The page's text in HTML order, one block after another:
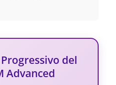
del
Advanced